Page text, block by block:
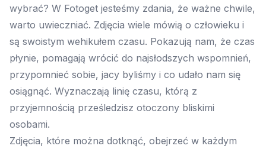
wybrać? W Fotoget jesteśmy zdania, że ważne chwile,
warto uwieczniać. Zdjęcia wiele mówią o człowieku i
są swoistym wehikułem czasu. Pokazują nam, że czas
płynie, pomagają wrócić do najsłodszych wspomnień,
przypomnieć sobie, jacy byliśmy i co udało nam się
osiągnąć. Wyznaczają linię czasu, którą z
przyjemnością prześledzisz otoczony bliskimi
osobami.
Zdjęcia, które można dotknąć, obejrzeć w każdym